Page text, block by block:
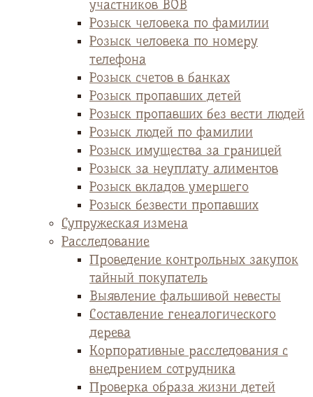
участников ВОВ
Розыск человека по фамилии
Розыск человека по номеру
телефона
Розыск счетов в банках
Розыск пропавших детей
Розыск пропавших без вести людей
Розыск людей по фамилии
Розыск имущества за границей
Розыск за неуплату алиментов
Розыск вкладов умершего
Розыск безвести пропавших
Супружеская измена
Расследование
Проведение контрольных закупок
тайный покупатель
Выявление фальшивой невесты
Cоставление генеалогического
дерева
Корпоративные расследования с
внедрением сотрудника
Проверка образа жизни детей